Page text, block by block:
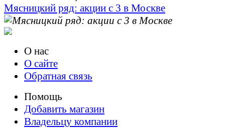
Мясницкий ряд: акции с 3 в Москве
О нас
О сайте
Обратная связь
Помощь
Добавить магазин
Владельцу компании